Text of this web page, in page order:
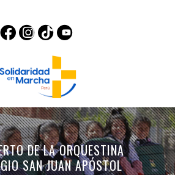
DE LA ORQUESTINA
SAN JUAN APÓSTOL